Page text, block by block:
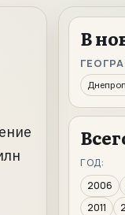
В
ГОД:
2006
2011